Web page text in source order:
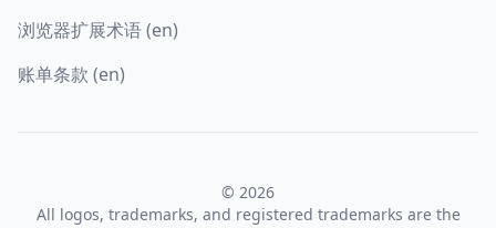
浏览器扩展术语 (en)
账单条款 (en)
© 2026
All logos, trademarks, and registered trademarks are the